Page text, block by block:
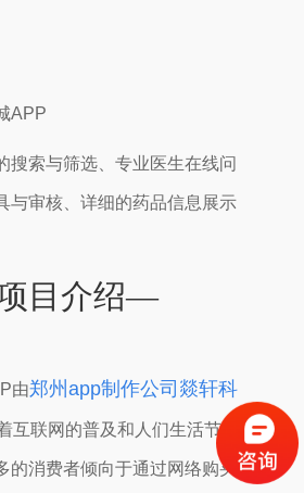
APP
搜索与筛选、专业医生在线问
与审核、详细的药品信息展示
目介绍—
由郑州app制作公司燚轩科
互联网的普及和人们生活节奏
的消费者倾向于通过网络购买